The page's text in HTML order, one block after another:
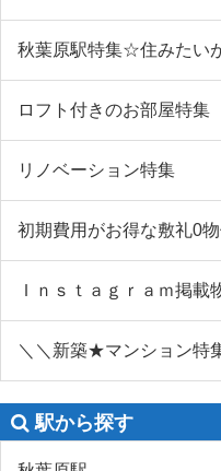
秋葉原駅特集☆住みたい
ロフト付きのお部屋特集
リノベーション特集
初期費用がお得な敷礼0
Ｉｎｓｔａｇｒａｍ掲載
＼＼新築★マンション特
駅から探す